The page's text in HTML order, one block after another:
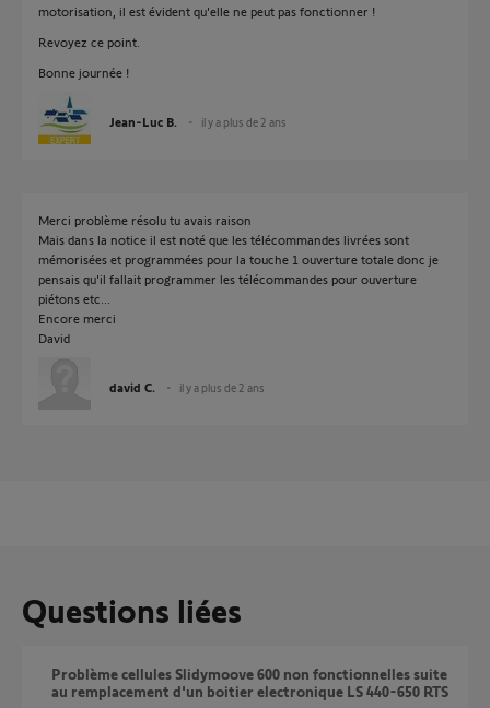
motorisation, il est évident qu'elle ne peut pas fonctionner !
Revoyez ce point.
Bonne journée !
Jean-Luc B. il y a plus de 2 ans
Merci problème résolu tu avais raison
Mais dans la notice il est noté que les télécommandes livrées sont
mémorisées et programmées pour la touche 1 ouverture totale donc je
pensais qu'il fallait programmer les télécommandes pour ouverture
piétons etc...
Encore merci
David
david C. il y a plus de 2 ans
Questions liées
Problème cellules Slidymoove 600 non fonctionnelles suite
au remplacement d'un boitier electronique LS 440-650 RTS